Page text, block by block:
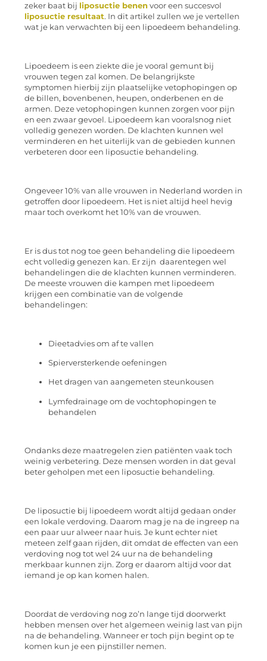
zeker baat bij liposuctie benen voor een succesvol
liposuctie resultaat. In dit artikel zullen we je vertellen
wat je kan verwachten bij een lipoedeem behandeling.
Lipoedeem is een ziekte die je vooral gemunt bij
vrouwen tegen zal komen. De belangrijkste
symptomen hierbij zijn plaatselijke vetophopingen op
de billen, bovenbenen, heupen, onderbenen en de
armen. Deze vetophopingen kunnen zorgen voor pijn
en een zwaar gevoel. Lipoedeem kan vooralsnog niet
volledig genezen worden. De klachten kunnen wel
verminderen en het uiterlijk van de gebieden kunnen
verbeteren door een liposuctie behandeling.
Ongeveer 10% van alle vrouwen in Nederland worden in
getroffen door lipoedeem. Het is niet altijd heel hevig
maar toch overkomt het 10% van de vrouwen.
Er is dus tot nog toe geen behandeling die lipoedeem
echt volledig genezen kan. Er zijn daarentegen wel
behandelingen die de klachten kunnen verminderen.
De meeste vrouwen die kampen met lipoedeem
krijgen een combinatie van de volgende
behandelingen:
Dieetadvies om af te vallen
Spierversterkende oefeningen
Het dragen van aangemeten steunkousen
Lymfedrainage om de vochtophopingen te
behandelen
Ondanks deze maatregelen zien patiënten vaak toch
weinig verbetering. Deze mensen worden in dat geval
beter geholpen met een liposuctie behandeling.
De liposuctie bij lipoedeem wordt altijd gedaan onder
een lokale verdoving. Daarom mag je na de ingreep na
een paar uur alweer naar huis. Je kunt echter niet
meteen zelf gaan rijden, dit omdat de effecten van een
verdoving nog tot wel 24 uur na de behandeling
merkbaar kunnen zijn. Zorg er daarom altijd voor dat
iemand je op kan komen halen.
Doordat de verdoving nog zo’n lange tijd doorwerkt
hebben mensen over het algemeen weinig last van pijn
na de behandeling. Wanneer er toch pijn begint op te
komen kun je een pijnstiller nemen.